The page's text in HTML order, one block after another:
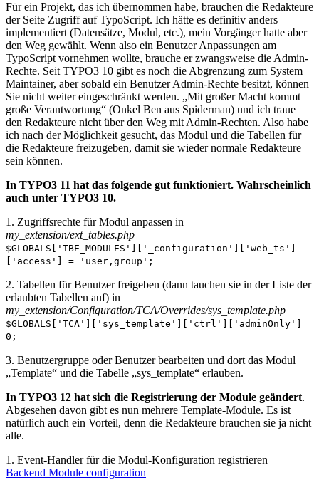
Für ein Projekt, das ich übernommen habe, brauchen die Redakteure
der Seite Zugriff auf TypoScript. Ich hätte es definitiv anders
implementiert (Datensätze, Modul, etc.), mein Vorgänger hatte aber
den Weg gewählt. Wenn also ein Benutzer Anpassungen am
TypoScript vornehmen wollte, brauche er zwangsweise die Admin-
Rechte. Seit TYPO3 10 gibt es noch die Abgrenzung zum System
Maintainer, aber sobald ein Benutzer Admin-Rechte besitzt, können
Sie nicht weiter eingeschränkt werden. „Mit großer Macht kommt
große Verantwortung“ (Onkel Ben aus Spiderman) und ich traue
den Redakteure nicht über den Weg mit Admin-Rechten. Also habe
ich nach der Möglichkeit gesucht, das Modul und die Tabellen für
die Redakteure freizugeben, damit sie wieder normale Redakteure
sein können.
In TYPO3 11 hat das folgende gut funktioniert. Wahrscheinlich
auch unter TYPO3 10.
1. Zugriffsrechte für Modul anpassen in
my_extension/ext_tables.php
$GLOBALS['TBE_MODULES']['_configuration']['web_ts']
['access'] = 'user,group';
2. Tabellen für Benutzer freigeben (dann tauchen sie in der Liste der
erlaubten Tabellen auf) in
my_extension/Configuration/TCA/Overrides/sys_template.php
$GLOBALS['TCA']['sys_template']['ctrl']['adminOnly'] =
0;
3. Benutzergruppe oder Benutzer bearbeiten und dort das Modul
„Template“ und die Tabelle „sys_template“ erlauben.
In TYPO3 12 hat sich die Registrierung der Module geändert.
Abgesehen davon gibt es nun mehrere Template-Module. Es ist
natürlich auch ein Vorteil, denn die Redakteure brauchen sie ja nicht
alle.
1. Event-Handler für die Modul-Konfiguration registrieren
Backend Module configuration